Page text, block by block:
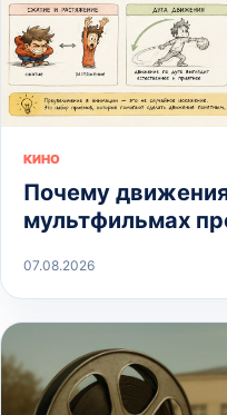
КИНО
Почему
мультфильмах
07.08.2026